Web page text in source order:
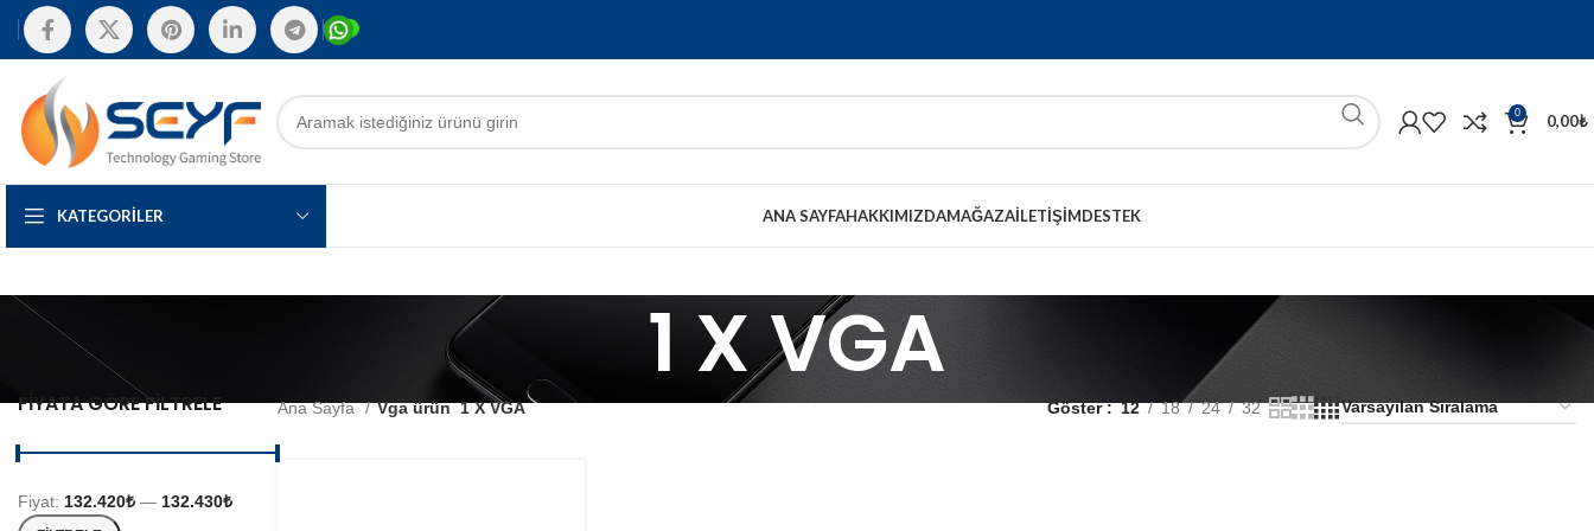
0 0,00₺
KATEGORILER ANA SAYFAHAKKIMIZDAMAĞAZAİLETIŞIMDESTEK
1 X VGA
FIYATA GÖRE FILTRELE
Fiyat: 132.420₺ — 132.430₺
Ana Sayfa Vga ürün 1 X VGA Göster 12 18 24 32